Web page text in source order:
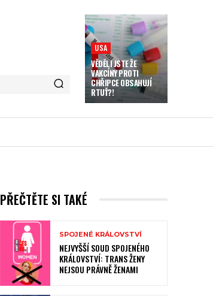
USA
VĚDĚLI JSTE ŽE
VAKCÍNY PROTI
CHŘIPCE OBSAHUJÍ
RTUŤ?!
PŘEČTĚTE SI TAKÉ
SPOJENÉ KRÁLOVSTVÍ
NEJVYŠŠÍ SOUD SPOJENÉHO
KRÁLOVSTVÍ: TRANS ŽENY
NEJSOU PRÁVNĚ ŽENAMI